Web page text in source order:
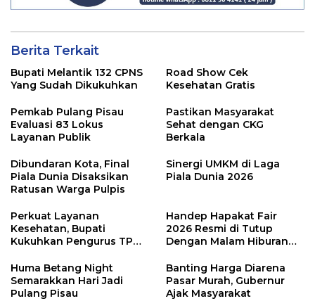
Berita Terkait
Bupati Melantik 132 CPNS
Yang Sudah Dikukuhkan
Road Show Cek
Kesehatan Gratis
Pemkab Pulang Pisau
Evaluasi 83 Lokus
Layanan Publik
Pastikan Masyarakat
Sehat dengan CKG
Berkala
Dibundaran Kota, Final
Piala Dunia Disaksikan
Ratusan Warga Pulpis
Sinergi UMKM di Laga
Piala Dunia 2026
Perkuat Layanan
Kesehatan, Bupati
Kukuhkan Pengurus TP
Handep Hapakat Fair
2026 Resmi di Tutup
Dengan Malam Hiburan
Huma Betang Night
Semarakkan Hari Jadi
Pulang Pisau
Banting Harga Diarena
Pasar Murah, Gubernur
Ajak Masyarakat